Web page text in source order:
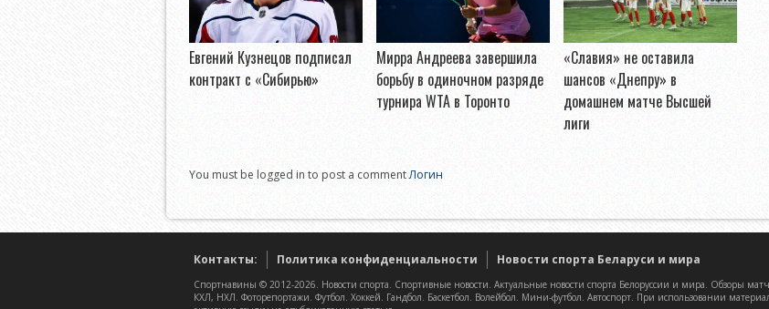
Евгений Кузнецов подписал
контракт с «Сибирью»
Мирра Андреева завершила
борьбу в одиночном разряде
турнира WTA в Торонто
«Славия» не оставила
шансов «Днепру» в
домашнем матче Высшей
лиги
You must be logged in to post a commentЛогин
Контакты: Политика конфиденциальности Новости спорта Беларуси и мира
Спортнавины © 2012-2026. Новости спорта. Спортивные новости. Актуальные новости спорта Белоруссии и мира. Обзоры
КХЛ, НХЛ. Фоторепортажи. Футбол. Хоккей. Гандбол. Баскетбол. Волейбол. Мини-футбол. Автоспорт. При использовании